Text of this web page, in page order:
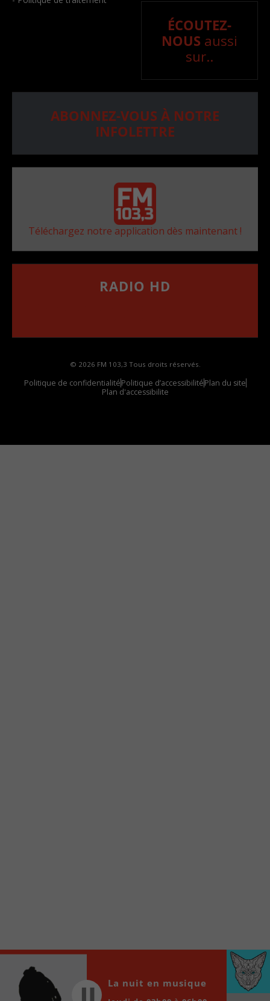
ÉCOUTEZ-
NOUS aussi
sur..
ABONNEZ-VOUS À NOTRE
INFOLETTRE
Téléchargez notre application dès maintenant !
RADIO HD
© 2026 FM 103,3 Tous droits réservés.
Politique de confidentialitéPolitique d’accessibilitéPlan du site
Plan d'accessibilite
locale vous sont maintenant accessibles en un clic!
Audio
Player
00:00 00:00
La nuit en musique